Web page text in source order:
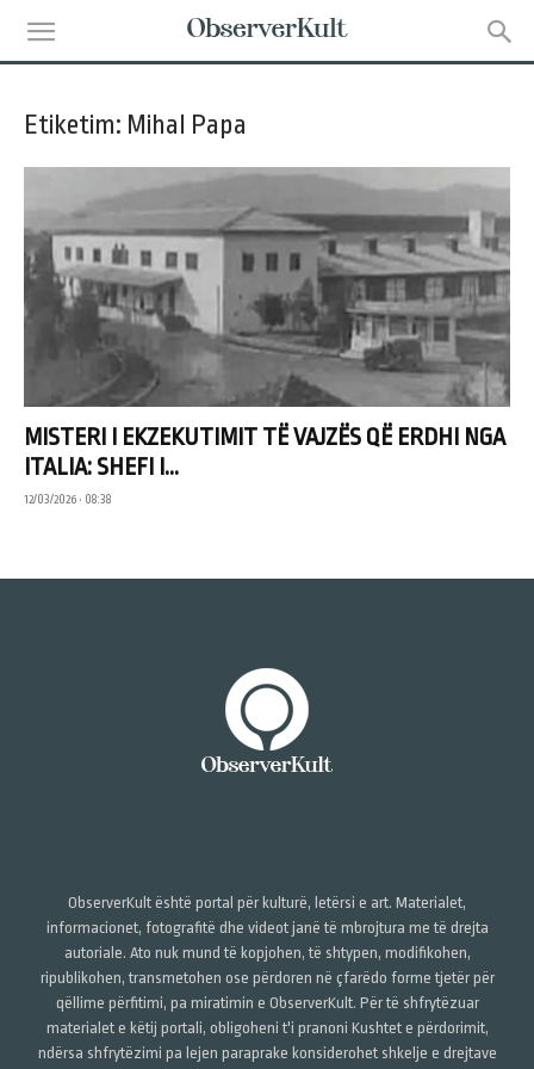
Etiketim: Mihal Papa
MISTERI I EKZEKUTIMIT TË VAJZËS QË ERDHI NGA
ITALIA: SHEFI I...
12/03/2026 • 08:38
ObserverKult është portal për kulturë, letërsi e art. Materialet,
informacionet, fotografitë dhe videot janë të mbrojtura me të drejta
autoriale. Ato nuk mund të kopjohen, të shtypen, modifikohen,
ripublikohen, transmetohen ose përdoren në çfarëdo forme tjetër për
qëllime përfitimi, pa miratimin e ObserverKult. Për të shfrytëzuar
materialet e këtij portali, obligoheni t'i pranoni Kushtet e përdorimit,
ndërsa shfrytëzimi pa lejen paraprake konsiderohet shkelje e drejtave